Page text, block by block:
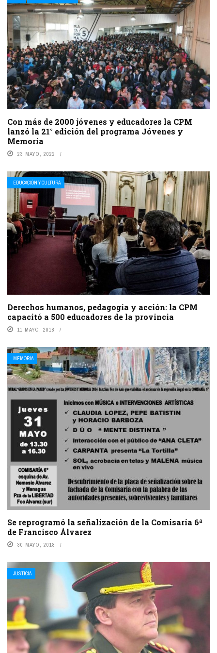
Con más de 2000 jóvenes y educadores la CPM
lanzó la 21° edición del programa Jóvenes y
Memoria
23 MAYO, 2022
EDUCACIÓN Y CULTURA
Derechos humanos, pedagogía y acción: la CPM
capacitó a 500 educadores de la provincia
11 MAYO, 2018
MEMORIA
Se reprogramó la señalización de la Comisaría 6ª
de Francisco Álvarez
30 MAYO, 2018
JUSTICIA